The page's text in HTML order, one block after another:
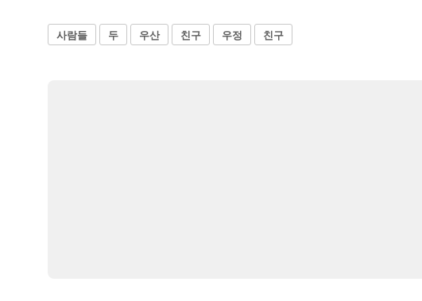
사람들 두 우산 친구 우정 친구